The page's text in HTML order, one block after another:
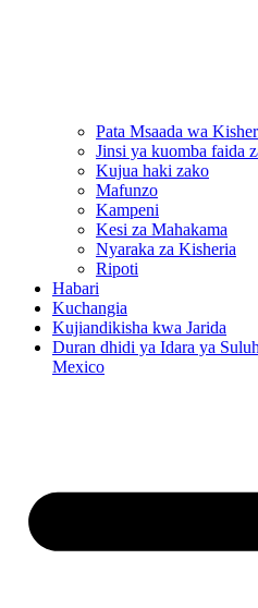
Pata Msaada wa
Jinsi ya kuomba faida
Kujua haki zako
Mafunzo
Kampeni
Kesi za Mahakama
Nyaraka za Kisheria
Ripoti
Habari
Kuchangia
Kujiandikisha kwa Jarida
Duran dhidi ya Idara ya
Mexico